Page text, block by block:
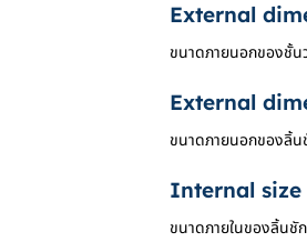
External
ขนาดภายนอกของชั้น
External
ขนาดภายนอกของลิ้
Internal
ขนาดภายในของลิ้นชั